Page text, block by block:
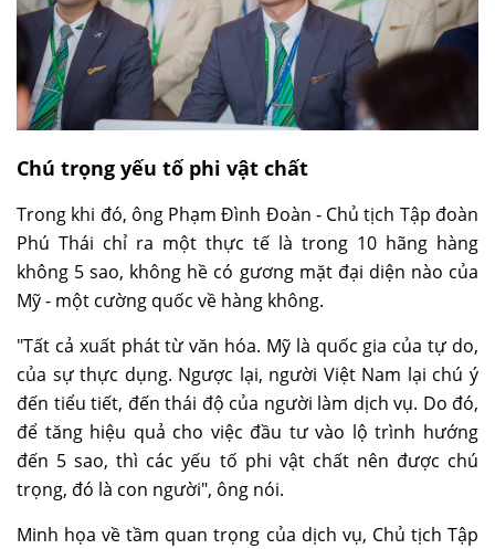
Chú trọng yếu tố phi vật chất
Trong khi đó, ông Phạm Đình Đoàn - Chủ tịch Tập đoàn
Phú Thái chỉ ra một thực tế là trong 10 hãng hàng
không 5 sao, không hề có gương mặt đại diện nào của
Mỹ - một cường quốc về hàng không.
"Tất cả xuất phát từ văn hóa. Mỹ là quốc gia của tự do,
của sự thực dụng. Ngược lại, người Việt Nam lại chú ý
đến tiểu tiết, đến thái độ của người làm dịch vụ. Do đó,
để tăng hiệu quả cho việc đầu tư vào lộ trình hướng
đến 5 sao, thì các yếu tố phi vật chất nên được chú
trọng, đó là con người", ông nói.
Minh họa về tầm quan trọng của dịch vụ, Chủ tịch Tập